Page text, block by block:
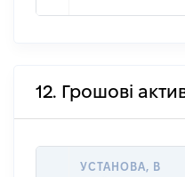
12. Грошові
УСТАНОВА, В